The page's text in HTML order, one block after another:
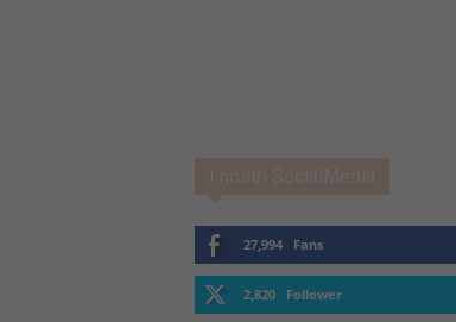
27,994 Fans
2,820 Follower